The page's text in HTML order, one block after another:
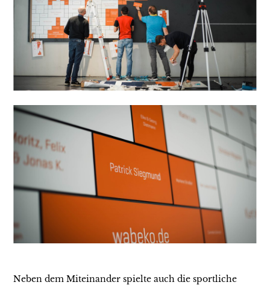
Neben dem Miteinander spielte auch die sportliche